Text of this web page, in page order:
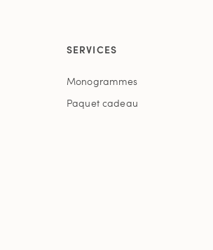
SERVICES
Monogrammes
Paquet cadeau